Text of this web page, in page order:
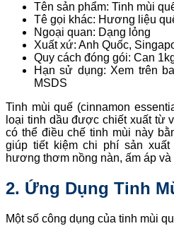
Tên sản phẩm: Tinh mùi
Tê gọi khác: Hương liệu
Ngoại quan: Dạng lỏng
Xuất xứ: Anh Quốc,
Quy cách đóng gói: Can
Hạn sử dụng: Xem trên
MSDS
Tinh mùi quế (cinnamon
loại tinh dầu được chiết xuất từ
có thể điều chế tinh mùi này
giúp tiết kiệm chi phí sản
hương thơm nồng nàn, ấm áp và
2. Ứng Dụng Tinh
Một số công dụng của tinh mùi